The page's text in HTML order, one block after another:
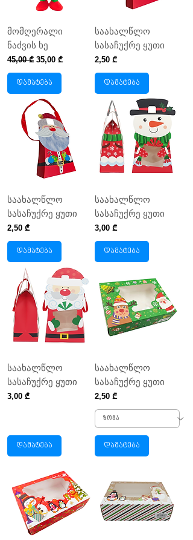
მომღერალი
ნაძვის ხე
Regular Price
45,00 ₾ Sale Price
35,00 ₾
დამატება
საახალწლო
სასაჩუქრე ყუთი
Price
2,50 ₾
დამატება
საახალწლო
სასაჩუქრე ყუთი
Price
2,50 ₾
დამატება
საახალწლო
სასაჩუქრე ყუთი
Price
3,00 ₾
დამატება
საახალწლო
სასაჩუქრე ყუთი
Price
3,00 ₾
დამატება
საახალწლო
სასაჩუქრე ყუთი
Price
2,50 ₾
დამატება